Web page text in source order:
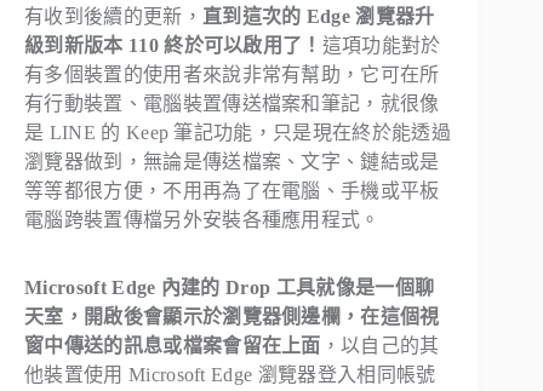
有收到後續的更新， 直到這次的 Edge 瀏覽器升
級到新版本 110 終於可以啟用了！ 這項功能對於
有多個裝置的使用者來說非常有幫助，它可在所
有行動裝置、電腦裝置傳送檔案和筆記，就很像
是 LINE 的 Keep 筆記功能，只是現在終於能透過
瀏覽器做到，無論是傳送檔案、文字、鏈結或是
等等都很方便，不用再為了在電腦、手機或平板
電腦跨裝置傳檔另外安裝各種應用程式。
Microsoft Edge 內建的 Drop 工具就像是一個聊
天室，開啟後會顯示於瀏覽器側邊欄，在這個視
窗中傳送的訊息或檔案會留在上面 ，以自己的其
他裝置使用 Microsoft Edge 瀏覽器登入相同帳號